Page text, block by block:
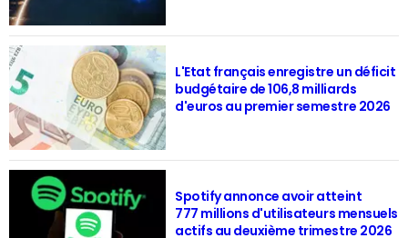
L'Etat français enregistre un déficit
budgétaire de 106,8 milliards
d'euros au premier semestre 2026
Spotify annonce avoir atteint
777 millions d'utilisateurs mensuels
actifs au deuxième trimestre 2026